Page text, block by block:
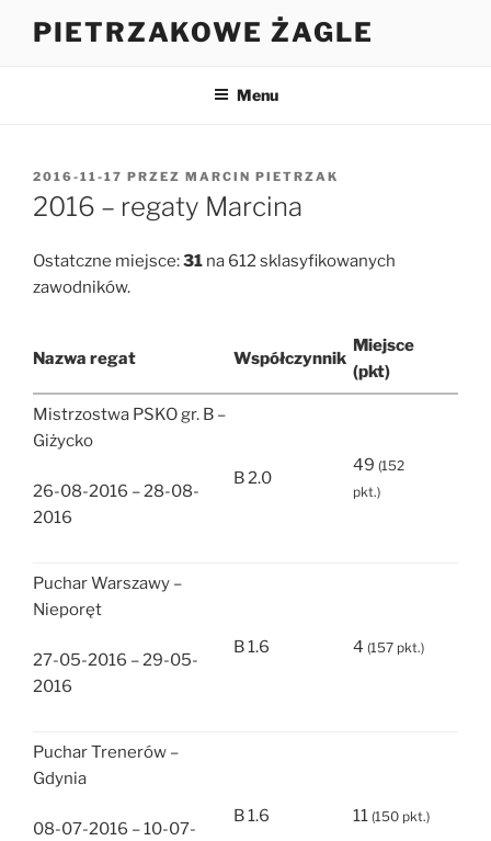
PIETRZAKOWE ŻAGLE
Menu
OPUBLIKOWANE
W
2016-11-17 PRZEZ MARCIN PIETRZAK
2016 – regaty Marcina
Ostatczne miejsce:31 na 612 sklasyfikowanych
zawodników.
Nazwa regat Współczynnik
Miejsce
(pkt)
Mistrzostwa PSKO gr. B –
Giżycko
26-08-2016 – 28-08-
2016
B 2.0
49 (152
pkt.)
Puchar Warszawy –
Nieporęt
27-05-2016 – 29-05-
2016
B 1.6 4 (157 pkt.)
Puchar Trenerów –
Gdynia
08-07-2016 – 10-07-
B 1.6 11 (150 pkt.)